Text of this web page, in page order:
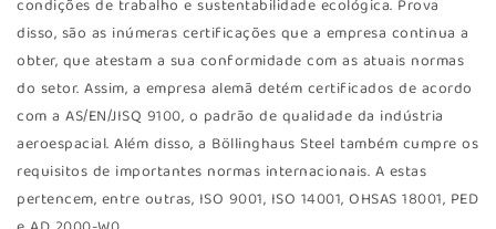
condições de trabalho e sustentabilidade ecológica. Prova
disso, são as inúmeras certificações que a empresa continua a
obter, que atestam a sua conformidade com as atuais normas
do setor. Assim, a empresa alemã detém certificados de acordo
com a AS/EN/JISQ 9100, o padrão de qualidade da indústria
aeroespacial. Além disso, a Böllinghaus Steel também cumpre os
requisitos de importantes normas internacionais. A estas
pertencem, entre outras, ISO 9001, ISO 14001, OHSAS 18001, PED